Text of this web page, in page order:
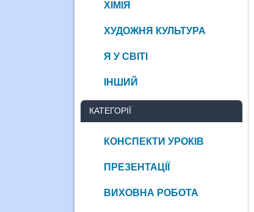
ХІМІЯ
ХУДОЖНЯ КУЛЬТУРА
Я У СВІТІ
ІНШИЙ
КАТЕГОРІЇ
КОНСПЕКТИ УРОКІВ
ПРЕЗЕНТАЦІЇ
ВИХОВНА РОБОТА